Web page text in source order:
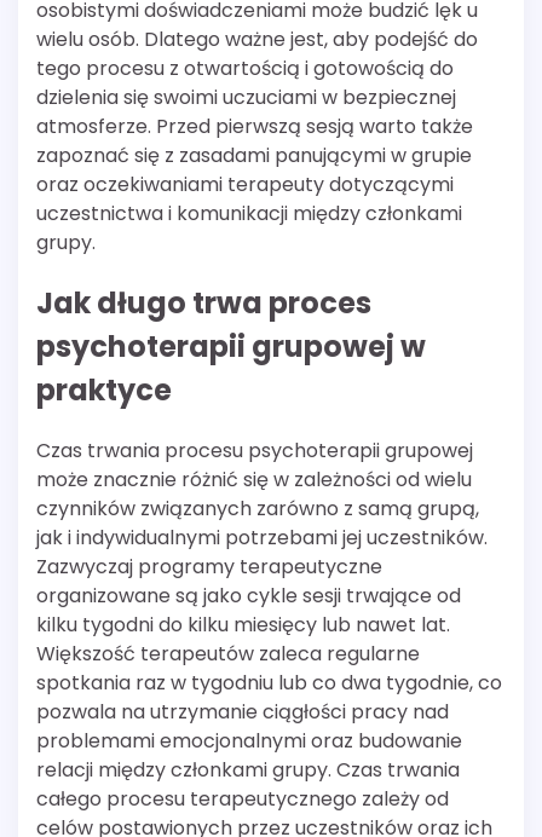
osobistymi doświadczeniami może budzić lęk u
wielu osób. Dlatego ważne jest, aby podejść do
tego procesu z otwartością i gotowością do
dzielenia się swoimi uczuciami w bezpiecznej
atmosferze. Przed pierwszą sesją warto także
zapoznać się z zasadami panującymi w grupie
oraz oczekiwaniami terapeuty dotyczącymi
uczestnictwa i komunikacji między członkami
grupy.
Jak długo trwa proces
psychoterapii grupowej w
praktyce
Czas trwania procesu psychoterapii grupowej
może znacznie różnić się w zależności od wielu
czynników związanych zarówno z samą grupą,
jak i indywidualnymi potrzebami jej uczestników.
Zazwyczaj programy terapeutyczne
organizowane są jako cykle sesji trwające od
kilku tygodni do kilku miesięcy lub nawet lat.
Większość terapeutów zaleca regularne
spotkania raz w tygodniu lub co dwa tygodnie, co
pozwala na utrzymanie ciągłości pracy nad
problemami emocjonalnymi oraz budowanie
relacji między członkami grupy. Czas trwania
całego procesu terapeutycznego zależy od
celów postawionych przez uczestników oraz ich